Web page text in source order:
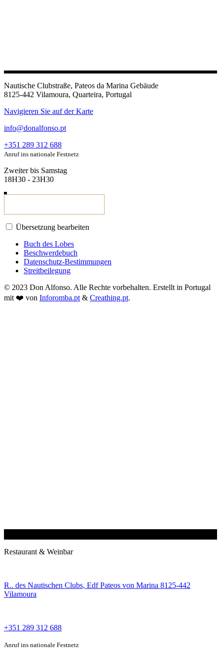
Nautische Clubstraße, Pateos da Marina Gebäude
8125-442 Vilamoura, Quarteira, Portugal
Navigieren Sie auf der Karte
info@donalfonso.pt
+351 289 312 688
Anruf ins nationale Festnetz
Zweiter bis Samstag
18H30 - 23H30
Übersetzung bearbeiten
Buch des Lobes
Beschwerdebuch
Datenschutz-Bestimmungen
Streitbeilegung
© 2023 Don Alfonso. Alle Rechte vorbehalten. Erstellt in Portugal
mit ❤️ von Inforomba.pt & Creathing.pt.
Restaurant & Weinbar
R.. des Nautischen Clubs, Edf Pateos von Marina 8125-442
Vilamoura
+351 289 312 688
Anruf ins nationale Festnetz